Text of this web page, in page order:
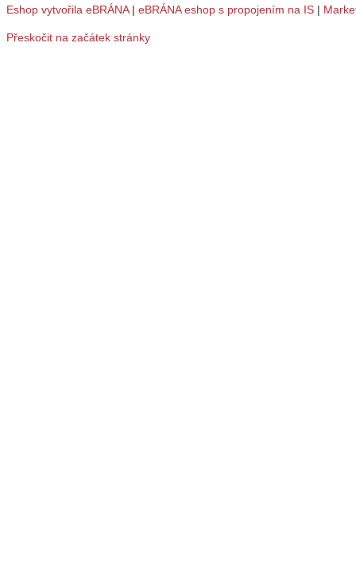
Eshop vytvořila eBRÁNA| eBRÁNA eshop s propojením na IS |
Přeskočit na začátek stránky